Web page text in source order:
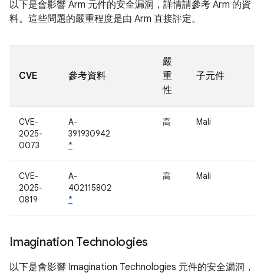
以下是會影響 Arm 元件的安全漏洞，詳情請參考 Arm 的資
料。這些問題的嚴重程度是由 Arm 直接評定。
CVE 參考資料
嚴
重
性
子元件
CVE-
2025-
0073
A-
391930942
*
高 Mali
CVE-
2025-
0819
A-
402115802
*
高 Mali
Imagination Technologies
以下是會影響 Imagination Technologies 元件的安全漏洞，